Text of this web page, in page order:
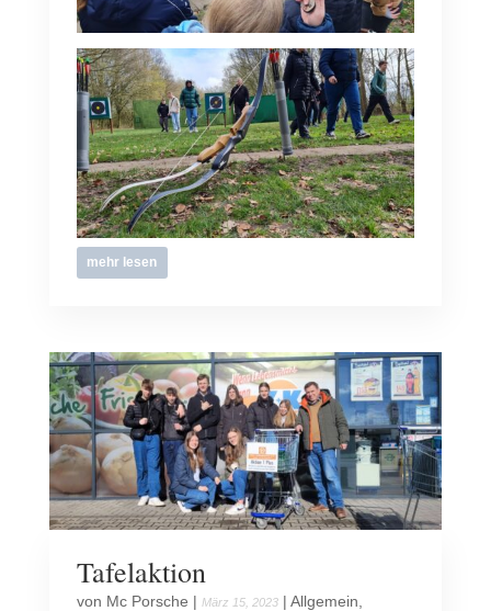
mehr lesen
Tafelaktion
von Mc Porsche | März 15, 2023| Allgemein